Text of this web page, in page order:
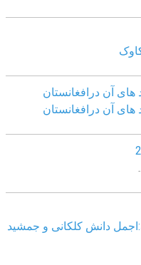
آن درافغانستان
آن درافغانستان
دانش کلکانی و جمشید